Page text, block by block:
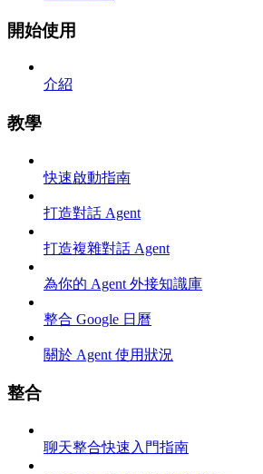
開始使用
介紹
教學
快速啟動指南
打造對話 Agent
打造複雜對話 Agent
為你的 Agent 外接知識庫
整合 Google 日曆
關於 Agent 使用狀況
整合
聊天整合快速入門指南